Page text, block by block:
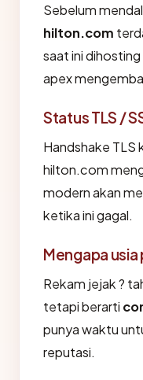
Sebelum
hilton.com
saat ini
apex
Status TLS /
Handshake
hilton.com
modern akan
ketika ini gagal.
Mengapa
Rekam jejak ?
tetapi berarti
punya waktu
reputasi.